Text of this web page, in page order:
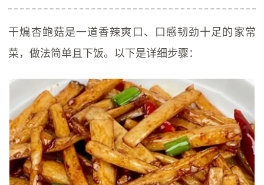
干煸杏鲍菇是一道香辣爽口、口感韧劲十足的家常
菜，做法简单且下饭。以下是详细步骤：